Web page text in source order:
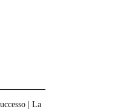
| La